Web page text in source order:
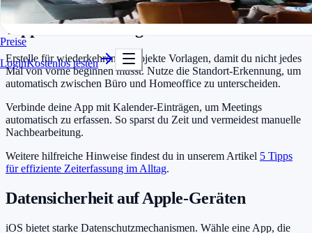
In Minuten startklar
Kostenlos testen
Preise
LoginKostenlos testen
Tipps für den Alltag
Erstelle für wiederkehrende Projekte Vorlagen, damit du nicht jedes
Mal von vorne beginnen musst. Nutze die Standort-Erkennung, um
automatisch zwischen Büro und Homeoffice zu unterscheiden.
Verbinde deine App mit Kalender-Einträgen, um Meetings
automatisch zu erfassen. So sparst du Zeit und vermeidest manuelle
Nachbearbeitung.
Weitere hilfreiche Hinweise findest du in unserem Artikel 5 Tipps
für effiziente Zeiterfassung im Alltag.
Datensicherheit auf Apple-Geräten
iOS bietet starke Datenschutzmechanismen. Wähle eine App, die